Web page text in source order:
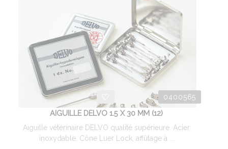
0400565
AIGUILLE DELVO 1.5 X 30 MM (12)
Aiguille vétérinaire DELVO qualité supérieure. Acier
inoxydable. Cône Luer Lock, affûtage à ...